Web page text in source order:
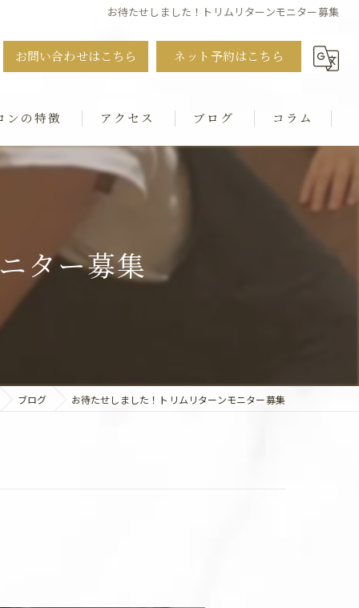
お待たせしました！トリムリターンモニター募集
お問い合わせはこちら ネット予約はこちら
ンの特徴
猫背・ストレートネック
ャル
ル
アクセス ブログ コラム
ター募集
ブログ お待たせしました！トリムリターンモニター募集